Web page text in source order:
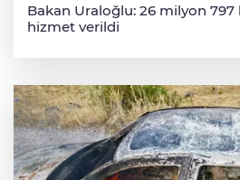
Bakan Uraloğlu: 26 milyon 797
hizmet verildi